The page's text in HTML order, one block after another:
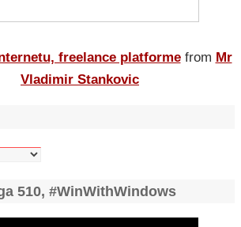
freelance platforme from Mr
Vladimir Stankovic
510, #WinWithWindows